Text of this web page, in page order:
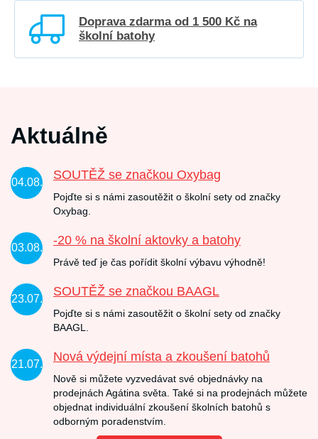
Doprava zdarma od 1 500 Kč na
školní batohy
Aktuálně
04.08.
SOUTĚŽ se značkou Oxybag
Pojďte si s námi zasoutěžit o školní sety od značky
Oxybag.
03.08.
-20 % na školní aktovky a batohy
Právě teď je čas pořídit školní výbavu výhodně!
23.07.
SOUTĚŽ se značkou BAAGL
Pojďte si s námi zasoutěžit o školní sety od značky
BAAGL.
21.07.
Nová výdejní místa a zkoušení batohů
Nově si můžete vyzvedávat své objednávky na
prodejnách Agátina světa. Také si na prodejnách můžete
objednat individuální zkoušení školních batohů s
odborným poradenstvím.